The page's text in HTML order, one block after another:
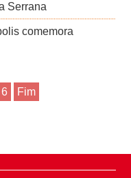
Serrana
comemora
6 Fim